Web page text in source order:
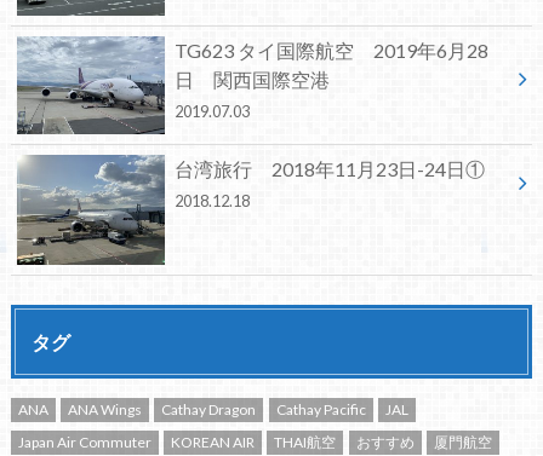
TG623 タイ国際航空 2019年6月28
日 関西国際空港
2019.07.03
台湾旅行 2018年11月23日-24日①
2018.12.18
タグ
ANA ANA Wings Cathay Dragon Cathay Pacific
JAL
Japan Air Commuter
KOREAN AIR THAI航空 おすすめ 厦門航空